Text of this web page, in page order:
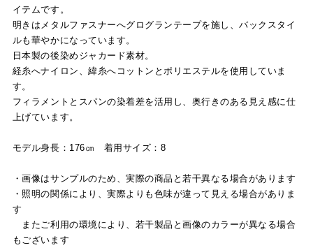
イテムです。
明きはメタルファスナーへグログランテープを施し、バックスタイ
ルも華やかになっています。
日本製の後染めジャカード素材。
経糸へナイロン、緯糸へコットンとポリエステルを使用していま
す。
フィラメントとスパンの染着差を活用し、奥行きのある見え感に仕
上げています。
モデル身長：176㎝ 着用サイズ：8
・画像はサンプルのため、実際の商品と若干異なる場合があります
・照明の関係により、実際よりも色味が違って見える場合がありま
す
またご利用の環境により、若干製品と画像のカラーが異なる場合
もございます